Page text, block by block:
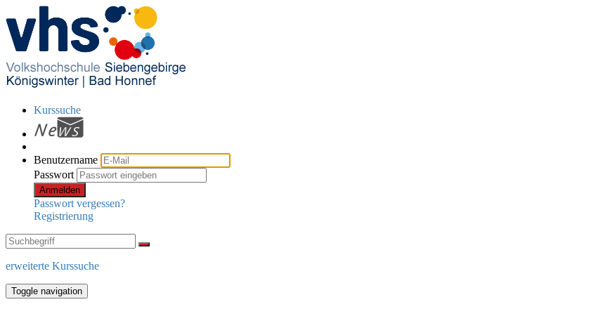
Kurssuche
Benutzername
Passwort
Anmelden
Passwort vergessen?
Registrierung
erweiterte Kurssuche
Toggle navigation